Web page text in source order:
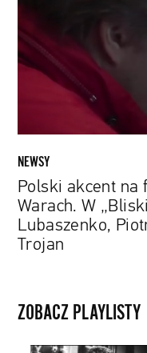
Karlowych
Warach.
Olaf
Lubaszenko,
Żurawski
Piotr
Trojan
NEWSY
Polski akcent na
Warach. W
Lubaszenko,
Trojan
ZOBACZ PLAYLISTY